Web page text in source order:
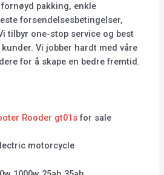
pakking, enkle
forsendelsesbetingelser,
tilbyr one-stop service og best
Vi jobber hardt med våre
for å skape en bedre fremtid.
Rooder gt01sfor sale
motorcycle